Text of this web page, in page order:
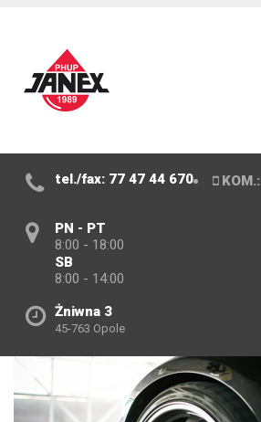
tel./fax: 77 47 44 670 KOM.:
PN - PT
8:00 - 18:00
SB
8:00 - 14:00
Żniwna 3
45-763 Opole